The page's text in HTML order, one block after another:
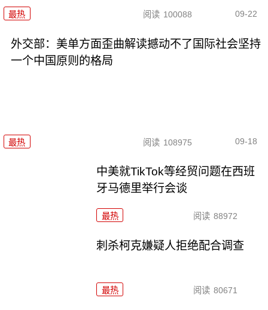
最热 阅读 100088 09-22
外交部：美单方面歪曲解读撼动不了国际社会坚持
一个中国原则的格局
最热 阅读 108975 09-18
中美就TikTok等经贸问题在西班
牙马德里举行会谈
最热 阅读 88972
刺杀柯克嫌疑人拒绝配合调查
最热 阅读 80671